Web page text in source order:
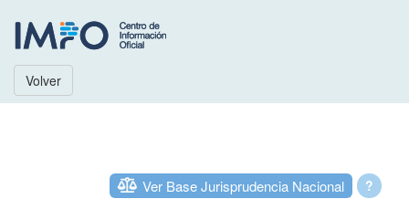
Volver
?
Ver Base Jurisprudencia Nacional